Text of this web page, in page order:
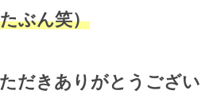
ぶん笑）
だきありがとうござい